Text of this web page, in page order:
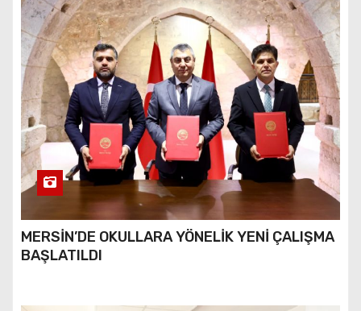
MERSİN’DE OKULLARA YÖNELİK YENİ ÇALIŞMA
BAŞLATILDI